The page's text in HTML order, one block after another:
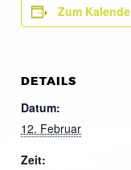
Zum
DETAILS
Datum:
12. Februar
Zeit: